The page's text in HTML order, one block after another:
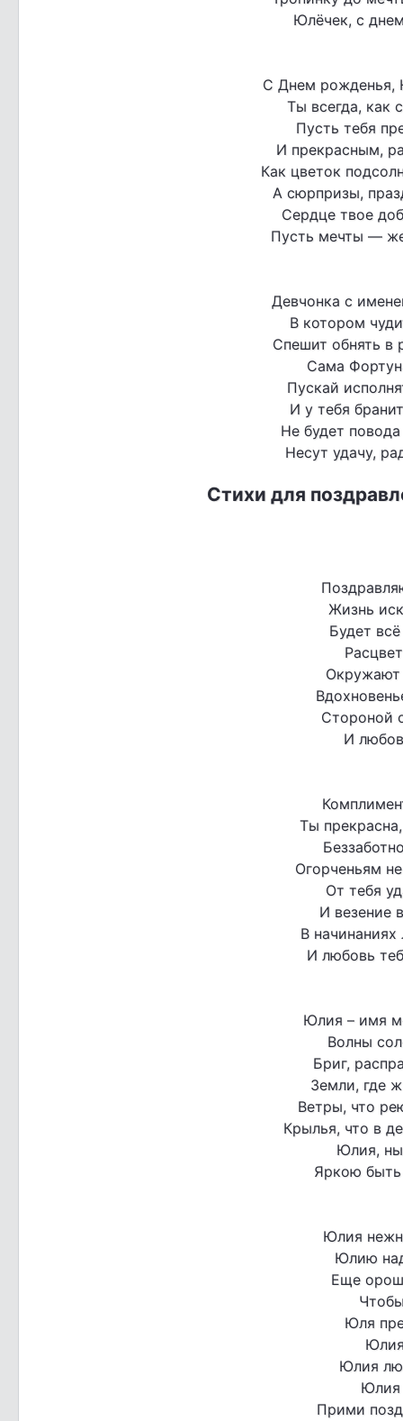
Юлёчек, с
С Днем рожденья,
Ты всегда, как
Пусть тебя
И прекрасным,
Как цветок
А сюрпризы,
Сердце твое
Пусть мечты —
Девчонка с
В котором
Спешит обнять в
Сама
Пускай
И у тебя
Не будет
Несут удачу,
Стихи для
Жизнь
Будет
Окружают
Стороной
И
Ты
Огорченьям
От тебя
И везение
В
И любовь
Юлия – имя
Волны
Бриг,
Земли, где
Ветры, что
Крылья, что в
Юлия,
Яркою
Юлия
Юлию
Еще
Юля
Юлия
Юлия
Прими